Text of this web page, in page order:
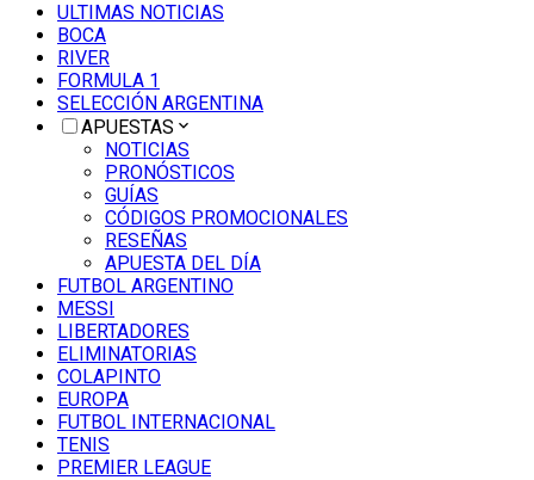
ULTIMAS NOTICIAS
BOCA
RIVER
FORMULA 1
SELECCIÓN ARGENTINA
APUESTAS
NOTICIAS
PRONÓSTICOS
GUÍAS
CÓDIGOS PROMOCIONALES
RESEÑAS
APUESTA DEL DÍA
FUTBOL ARGENTINO
MESSI
LIBERTADORES
ELIMINATORIAS
COLAPINTO
EUROPA
FUTBOL INTERNACIONAL
TENIS
PREMIER LEAGUE